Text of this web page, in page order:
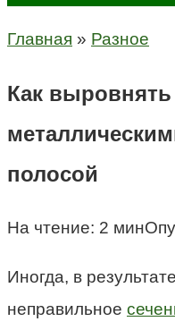
Главная » Разное
Как
полосой
На чтение: 2 мин
Иногда, в
неправильное